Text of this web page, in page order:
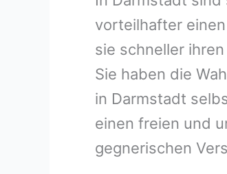
vorteilhafter
sie schneller
Sie haben die
in Darmstadt
einen freien und
gegnerischen